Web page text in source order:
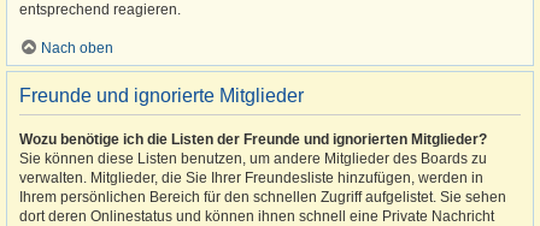
entsprechend reagieren.
Nach oben
Freunde und ignorierte Mitglieder
Wozu benötige ich die Listen der Freunde und ignorierten Mitglieder?
Sie können diese Listen benutzen, um andere Mitglieder des Boards zu
verwalten. Mitglieder, die Sie Ihrer Freundesliste hinzufügen, werden in
Ihrem persönlichen Bereich für den schnellen Zugriff aufgelistet. Sie sehen
dort deren Onlinestatus und können ihnen schnell eine Private Nachricht